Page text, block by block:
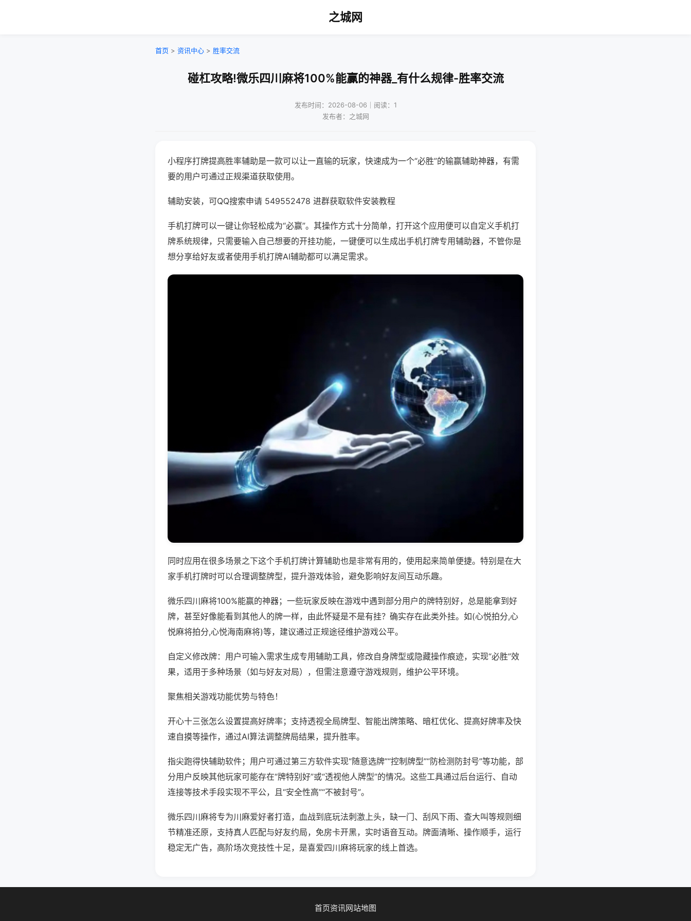
之城网
首页 > 资讯中心 > 胜率交流
碰杠攻略!微乐四川麻将100%能赢的神器_有什么规律-胜率交流
发布时间：2026-08-06｜阅读：1
发布者：之城网
小程序打牌提高胜率辅助是一款可以让一直输的玩家，快速成为一个“必胜”的输赢辅助神器，有需
要的用户可通过正规渠道获取使用。
辅助安装，可QQ搜索申请 549552478 进群获取软件安装教程
手机打牌可以一键让你轻松成为“必赢”。其操作方式十分简单，打开这个应用便可以自定义手机打
牌系统规律，只需要输入自己想要的开挂功能，一键便可以生成出手机打牌专用辅助器，不管你是
想分享给好友或者使用手机打牌AI辅助都可以满足需求。
同时应用在很多场景之下这个手机打牌计算辅助也是非常有用的，使用起来简单便捷。特别是在大
家手机打牌时可以合理调整牌型，提升游戏体验，避免影响好友间互动乐趣。
微乐四川麻将100%能赢的神器；一些玩家反映在游戏中遇到部分用户的牌特别好，总是能拿到好
牌，甚至好像能看到其他人的牌一样，由此怀疑是不是有挂？确实存在此类外挂。如(心悦拍分,心
悦麻将拍分,心悦海南麻将)等，建议通过正规途径维护游戏公平。
自定义修改牌：用户可输入需求生成专用辅助工具，修改自身牌型或隐藏操作痕迹，实现“必胜”效
果，适用于多种场景（如与好友对局），但需注意遵守游戏规则，维护公平环境。
聚焦相关游戏功能优势与特色！
开心十三张怎么设置提高好牌率；支持透视全局牌型、智能出牌策略、暗杠优化、提高好牌率及快
速自摸等操作，通过AI算法调整牌局结果，提升胜率。
指尖跑得快辅助软件；用户可通过第三方软件实现“随意选牌”“控制牌型”“防检测防封号”等功能，部
分用户反映其他玩家可能存在“牌特别好”或“透视他人牌型”的情况。这些工具通过后台运行、自动
连接等技术手段实现不平公，且“安全性高”“不被封号”。
微乐四川麻将专为川麻爱好者打造，血战到底玩法刺激上头，缺一门、刮风下雨、查大叫等规则细
节精准还原，支持真人匹配与好友约局，免房卡开黑，实时语音互动。牌面清晰、操作顺手，运行
稳定无广告，高阶场次竞技性十足，是喜爱四川麻将玩家的线上首选。
首页资讯网站地图